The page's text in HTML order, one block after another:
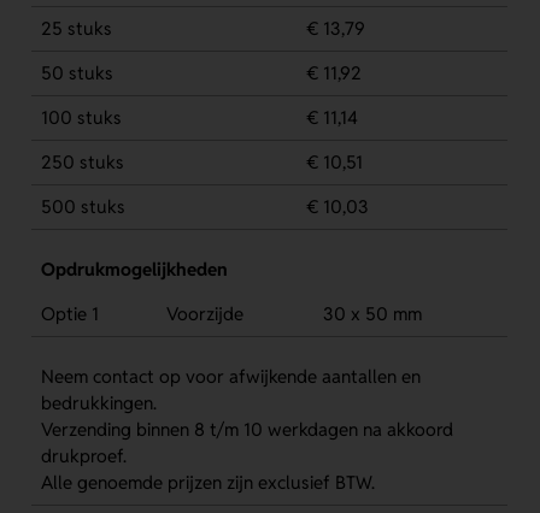
25 stuks
€ 13,79
50 stuks
€ 11,92
100 stuks
€ 11,14
250 stuks
€ 10,51
500 stuks
€ 10,03
Opdrukmogelijkheden
Optie 1
Voorzijde 30 x 50 mm
Neem contact op voor afwijkende aantallen en
bedrukkingen.
Verzending binnen 8 t/m 10 werkdagen na akkoord
drukproef.
Alle genoemde prijzen zijn exclusief BTW.